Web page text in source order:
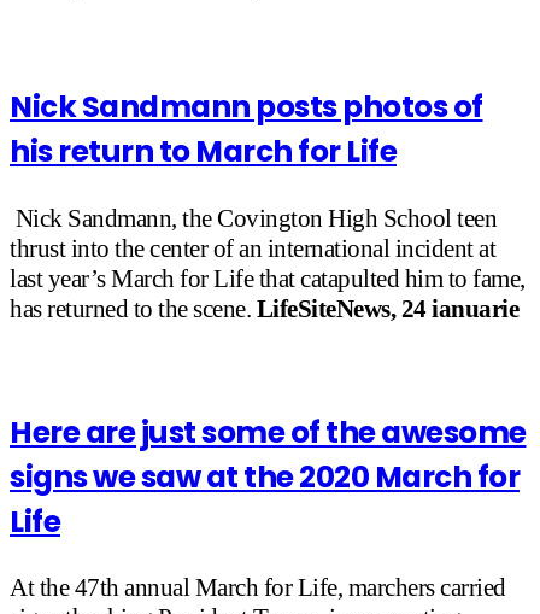
Nick Sandmann posts photos of
his return to March for Life
Nick Sandmann, the Covington High School teen
thrust into the center of an international incident at
last year’s March for Life that catapulted him to fame,
has returned to the scene. LifeSiteNews, 24 ianuarie
Here are just some of the awesome
signs we saw at the 2020 March for
Life
At the 47th annual March for Life, marchers carried